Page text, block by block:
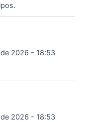
2026 - 18:53
2026 - 18:53